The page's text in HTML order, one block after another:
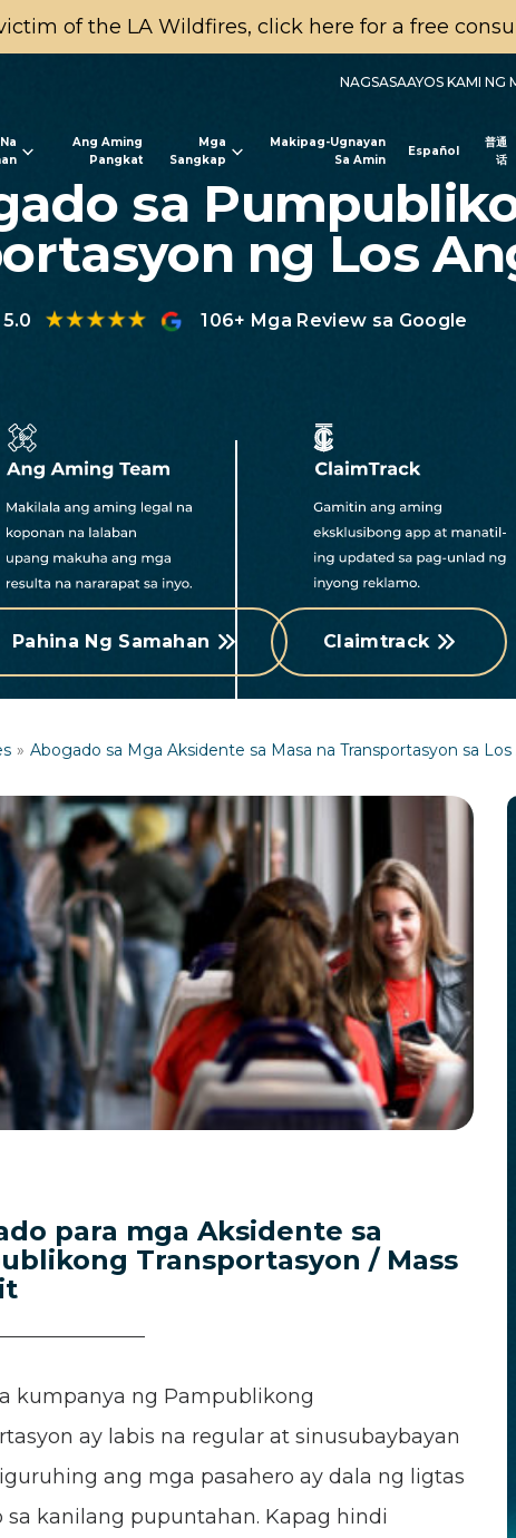
of the LA Wildfires, click here for a free
NAGSASAAYOS KAMI
Ang Aming
Pangkat
Mga
Sangkap
Makipag-Ugnayan
Sa Amin
Español
普通
话
sa
ng Los
5.0 106+ Mga Review sa Google
Pahina Ng Samahan Claimtrack
Abogado sa Mga Aksidente sa Masa na Transportasyon sa
para mga Aksidente sa
Transportasyon / Mass
kumpanya ng Pampublikong
ay labis na regular at sinusubaybayan
ang mga pasahero ay dala ng ligtas
sa kanilang pupuntahan. Kapag hindi